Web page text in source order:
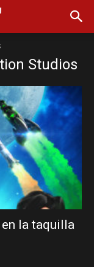
Studios
en la taquilla